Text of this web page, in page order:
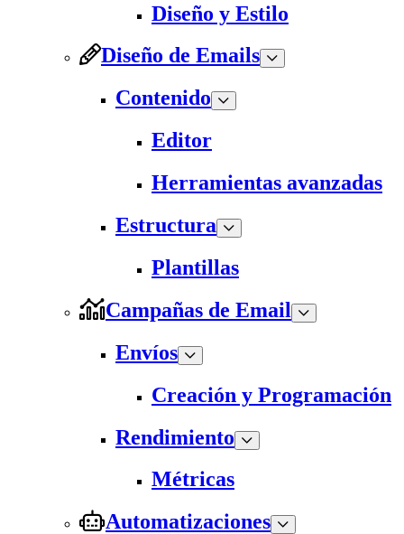
Diseño y Estilo
Diseño de Emails
Contenido
Editor
Herramientas avanzadas
Estructura
Plantillas
Campañas de Email
Envíos
Creación y Programación
Rendimiento
Métricas
Automatizaciones